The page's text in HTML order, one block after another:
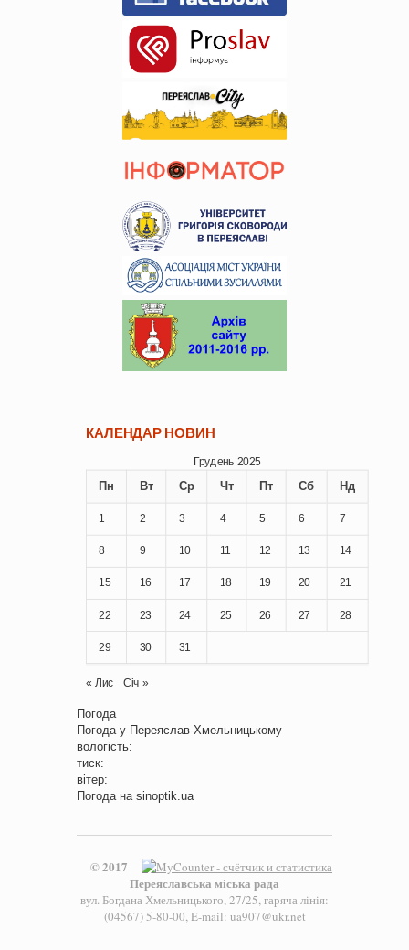
КАЛЕНДАР НОВИН
Грудень 2025
Пн Вт Ср Чт Пт Сб Нд
1 2 3 4 5 6 7
8 9 10 11 12 13 14
15 16 17 18 19 20 21
22 23 24 25 26 27 28
29 30 31
« Лис Січ »
Погода
Погода у Переяслав-Хмельницькому
вологість:
тиск:
вітер:
Погода на sinoptik.ua
© 2017
Переяславська міська рада
вул. Богдана Хмельницького, 27/25, гаряча лінія:
(04567) 5-80-00, E-mail: ua907@ukr.net